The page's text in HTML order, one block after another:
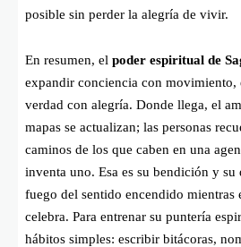
posible sin perder la alegría de vivir.
En resumen, el poder espiritual de
expandir conciencia con movimiento,
verdad con alegría. Donde llega, el
mapas se actualizan; las personas
caminos de los que caben en una
inventa uno. Esa es su bendición y su
fuego del sentido encendido mientras
celebra. Para entrenar su puntería
hábitos simples: escribir bitácoras,